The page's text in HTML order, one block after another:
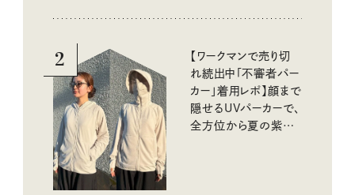
2
【ワークマンで売り切
れ続出中「不審者パー
カー」着用レポ】顔まで
隠せるUVパーカーで、
全方位から夏の紫外